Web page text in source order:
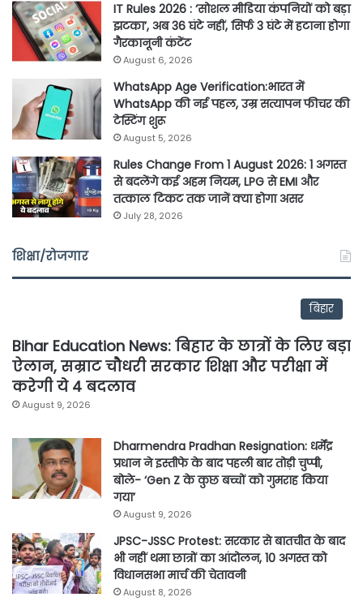
IT Rules 2026 : ‘सोशल मीडिया कंपनियों को बड़ा
झटका’, अब 36 घंटे नहीं, सिर्फ 3 घंटे में हटाना होगा
गैरकानूनी कंटेंट
August 6, 2026
WhatsApp Age Verification:भारत में
WhatsApp की नई पहल, उम्र सत्यापन फीचर की
टेस्टिंग शुरू
August 5, 2026
Rules Change From 1 August 2026: 1 अगस्त
से बदलेंगे कई अहम नियम, LPG से EMI और
तत्काल टिकट तक जानें क्या होगा असर
July 28, 2026
शिक्षा/रोजगार
बिहार
Bihar Education News: बिहार के छात्रों के लिए बड़ा
ऐलान, सम्राट चौधरी सरकार शिक्षा और परीक्षा में
करेगी ये 4 बदलाव
August 9, 2026
Dharmendra Pradhan Resignation: धर्मेंद्र
प्रधान ने इस्तीफे के बाद पहली बार तोड़ी चुप्पी,
बोले- ‘Gen Z के कुछ बच्चों को गुमराह किया
गया’
August 9, 2026
JPSC-JSSC Protest: सरकार से बातचीत के बाद
भी नहीं थमा छात्रों का आंदोलन, 10 अगस्त को
विधानसभा मार्च की चेतावनी
August 8, 2026